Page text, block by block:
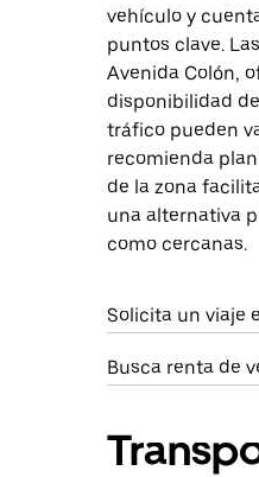
vehículo y
puntos clave.
Avenida Colón,
disponibilidad
tráfico pueden
recomienda
de la zona
una alternativa
como cercanas.
Solicita un viaje
Busca renta de